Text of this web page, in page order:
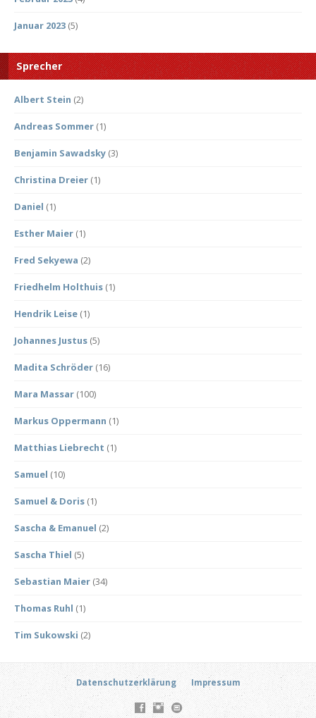
Januar 2023 (5)
Sprecher
Albert Stein (2)
Andreas Sommer (1)
Benjamin Sawadsky (3)
Christina Dreier (1)
Daniel (1)
Esther Maier (1)
Fred Sekyewa (2)
Friedhelm Holthuis (1)
Hendrik Leise (1)
Johannes Justus (5)
Madita Schröder (16)
Mara Massar (100)
Markus Oppermann (1)
Matthias Liebrecht (1)
Samuel (10)
Samuel & Doris (1)
Sascha & Emanuel (2)
Sascha Thiel (5)
Sebastian Maier (34)
Thomas Ruhl (1)
Tim Sukowski (2)
Datenschutzerklärung Impressum